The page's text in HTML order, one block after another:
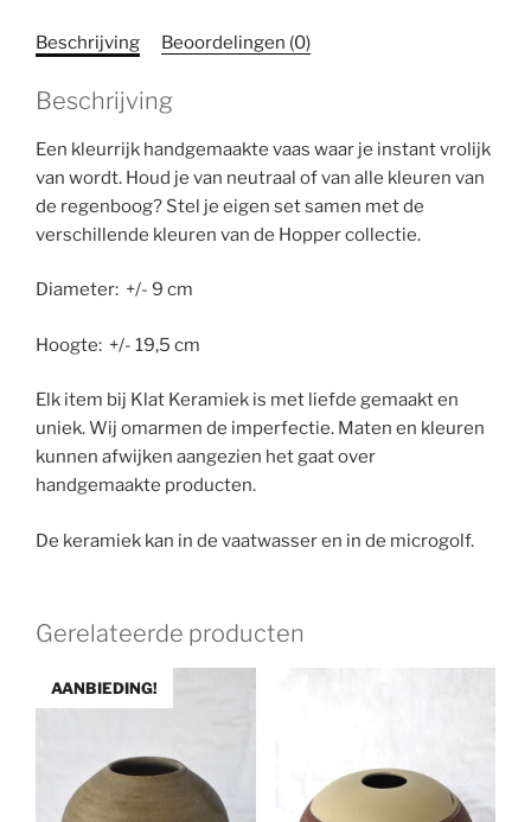
Beschrijving Beoordelingen (0)
Beschrijving
Een kleurrijk handgemaakte vaas waar je instant vrolijk
van wordt. Houd je van neutraal of van alle kleuren van
de regenboog? Stel je eigen set samen met de
verschillende kleuren van de Hopper collectie.
Diameter: +/- 9 cm
Hoogte: +/- 19,5 cm
Elk item bij Klat Keramiek is met liefde gemaakt en
uniek. Wij omarmen de imperfectie. Maten en kleuren
kunnen afwijken aangezien het gaat over
handgemaakte producten.
De keramiek kan in de vaatwasser en in de microgolf.
Gerelateerde producten
AANBIEDING!